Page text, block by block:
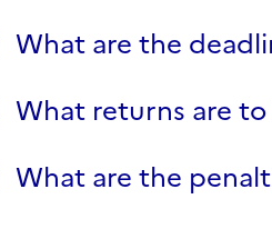
What are the
What returns are
What are the